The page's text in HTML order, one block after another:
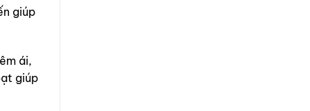
giúp
ái,
giúp